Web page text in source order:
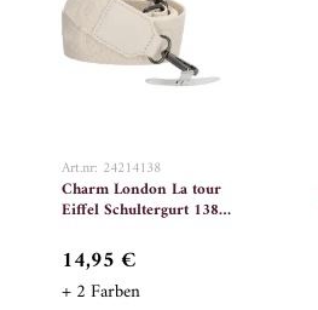
Art.nr: 24214138
Charm London La tour
Eiffel Schultergurt 138
14,95 €
+ 2 Farben